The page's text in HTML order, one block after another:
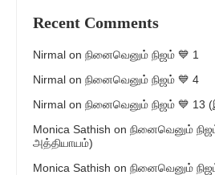
Recent Comments
Nirmal on நினைவெனும் நிஜம் 💙 1
Nirmal on நினைவெனும் நிஜம் 💙 4
Nirmal on நினைவெனும் நிஜம் 💙 13
Monica Sathish on நினைவெனும்
அத்தியாயம்)
Monica Sathish on நினைவெனும்